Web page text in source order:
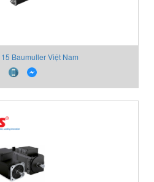
Baumuller Việt Nam